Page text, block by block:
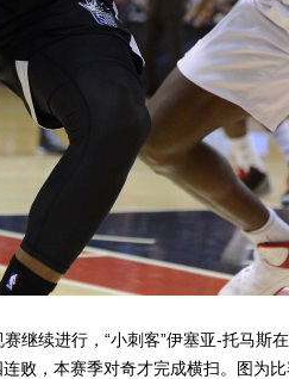
续进行，“小刺客”伊塞亚-托马斯
败，本赛季对奇才完成横扫。图为